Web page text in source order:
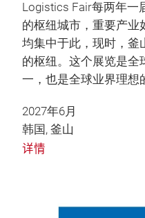
Logistics Fair每两年一
的枢纽城市，重要产业
均集中于此，现时，釜
的枢纽。这个展览是全
一，也是全球业界理想
2027年6月
韩国, 釜山
详情